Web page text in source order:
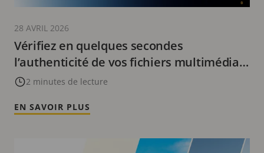
Vérifiez en quelques secondes
l’authenticité de vos fichiers multimédias
avec Axis signed media verifier
2 minutes de lecture
28 AVRIL 2026
EN SAVOIR PLUS